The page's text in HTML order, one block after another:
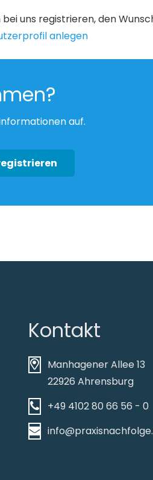
uns registrieren, den
anlegen
auf.
Kontakt
Manhagener Allee 13
22926 Ahrensburg
+49 4102 80 66 56 - 0